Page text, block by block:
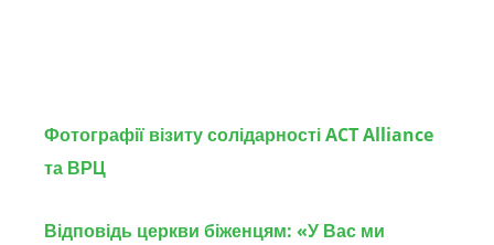
Фотографії візиту солідарності ACT Alliance
та ВРЦ
Відповідь церкви біженцям: «У Вас ми